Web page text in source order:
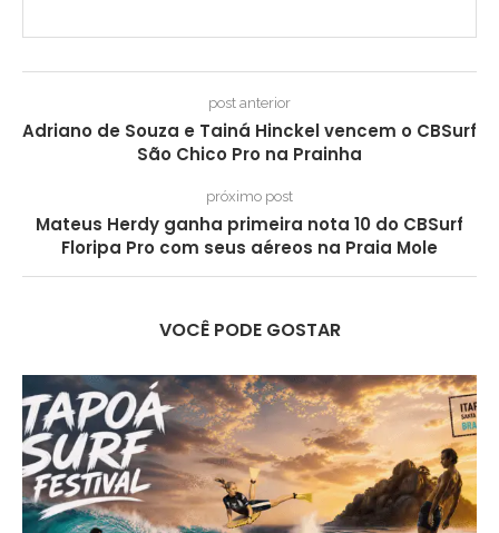
post anterior
Adriano de Souza e Tainá Hinckel vencem o CBSurf
São Chico Pro na Prainha
próximo post
Mateus Herdy ganha primeira nota 10 do CBSurf
Floripa Pro com seus aéreos na Praia Mole
VOCÊ PODE GOSTAR